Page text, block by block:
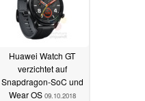
Huawei Watch GT
verzichtet auf
Snapdragon-SoC und
Wear OS 09.10.2018